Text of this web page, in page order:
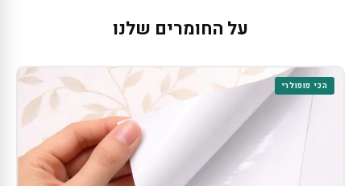
על החומרים שלנו
הכי פופולרי